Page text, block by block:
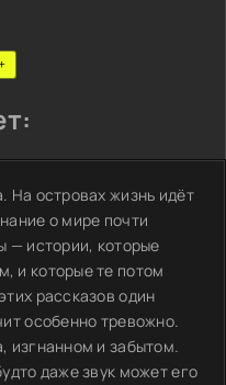
На островах жизнь идёт
о мире почти
— истории, которые
и которые те потом
рассказов один
особенно тревожно.
изгнанном и забытом.
даже звук может его